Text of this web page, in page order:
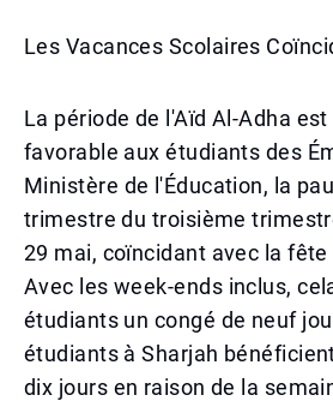
Les Vacances Scolaires
La période de l'Aïd Al-Adha
favorable aux étudiants des
Ministère de l'Éducation, la
trimestre du troisième
29 mai, coïncidant avec la fête
Avec les week-ends inclus,
étudiants un congé de neuf
étudiants à Sharjah
dix jours en raison de la